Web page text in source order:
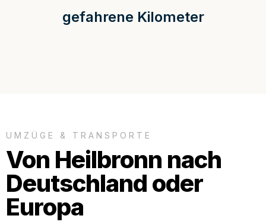
gefahrene Kilometer
UMZÜGE & TRANSPORTE
Von Heilbronn nach
Deutschland oder
Europa